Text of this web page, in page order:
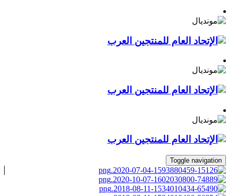
Toggle navigation